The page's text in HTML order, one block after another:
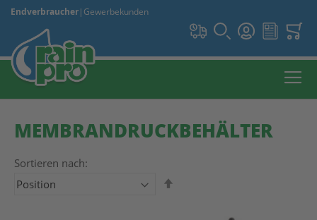
Endverbraucher| Gewerbekunden
MEMBRANDRUCKBEHÄLTER
Sortieren nach: